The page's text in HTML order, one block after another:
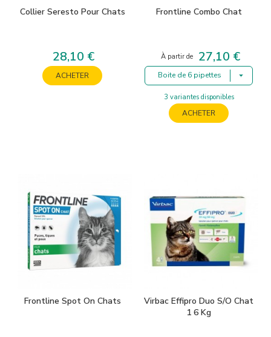
Collier Seresto Pour Chats
Prix
28,10 €
ACHETER
Frontline Combo Chat
À partir de Prix
27,10 €
Boite de 6 pipettes
3 variantes disponibles
ACHETER
Frontline Spot On Chats
Virbac Effipro Duo S/O Chat
1 6 Kg